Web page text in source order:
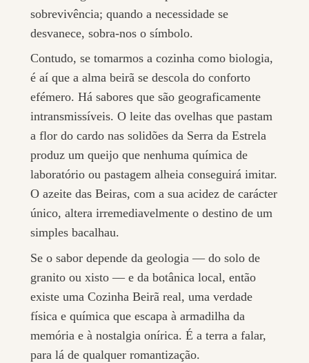
sobrevivência; quando a necessidade se
desvanece, sobra-nos o símbolo.
Contudo, se tomarmos a cozinha como biologia,
é aí que a alma beirã se descola do conforto
efémero. Há sabores que são geograficamente
intransmissíveis. O leite das ovelhas que pastam
a flor do cardo nas solidões da Serra da Estrela
produz um queijo que nenhuma química de
laboratório ou pastagem alheia conseguirá imitar.
O azeite das Beiras, com a sua acidez de carácter
único, altera irremediavelmente o destino de um
simples bacalhau.
Se o sabor depende da geologia — do solo de
granito ou xisto — e da botânica local, então
existe uma Cozinha Beirã real, uma verdade
física e química que escapa à armadilha da
memória e à nostalgia onírica. É a terra a falar,
para lá de qualquer romantização.